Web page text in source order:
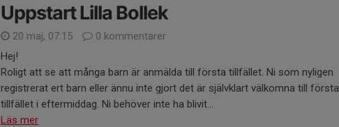
Uppstart Lilla Bollek
20 maj, 07:15
0 kommentarer
Hej!
Roligt att se att många barn är anmälda till första tillfället. Ni som nyligen
registrerat ert barn eller ännu inte gjort det är självklart välkomna till första
tillfället i eftermiddag. Ni behöver inte ha blivit...
Läs mer